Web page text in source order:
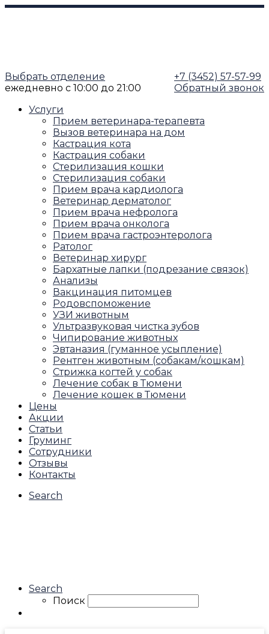
Выбрать отделение
ежедневно с 10:00 до 21:00
+7 (3452) 57-57-99
Обратный звонок
Услуги
Прием ветеринара-терапевта
Вызов ветеринара на дом
Кастрация кота
Кастрация собаки
Стерилизация кошки
Стерилизация собаки
Прием врача кардиолога
Ветеринар дерматолог
Прием врача нефролога
Прием врача онколога
Прием врача гастроэнтеролога
Ратолог
Ветеринар хирург
Бархатные лапки (подрезание связок)
Анализы
Вакцинация питомцев
Родовспоможение
УЗИ животным
Ультразвуковая чистка зубов
Чипирование животных
Эвтаназия (гуманное усыпление)
Рентген животным (собакам/кошкам)
Стрижка когтей у собак
Лечение собак в Тюмени
Лечение кошек в Тюмени
Цены
Акции
Статьи
Груминг
Сотрудники
Отзывы
Контакты
Search
Search
Поиск